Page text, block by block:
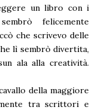
un libro con i
felicemente
che scrivevo delle
lì sembrò divertita,
ala alla creatività.
della maggiore
tra scrittori e